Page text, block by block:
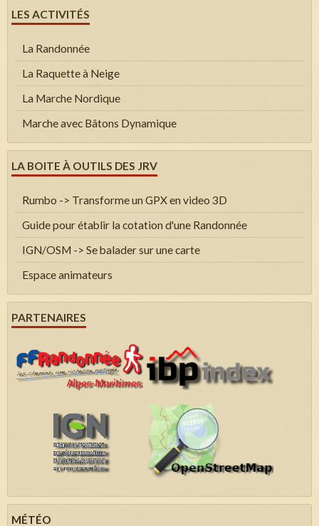
LES ACTIVITÉS
La Randonnée
La Raquette à Neige
La Marche Nordique
Marche avec Bâtons Dynamique
LA BOITE À OUTILS DES JRV
Rumbo -> Transforme un GPX en video 3D
Guide pour établir la cotation d'une Randonnée
IGN/OSM -> Se balader sur une carte
Espace animateurs
PARTENAIRES
MÉTÉO